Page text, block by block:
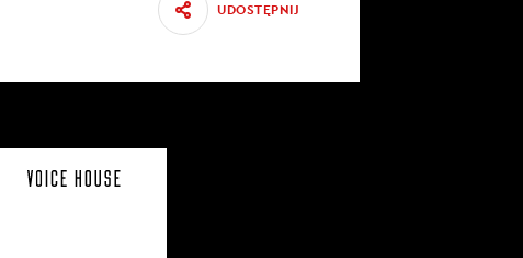
UDOSTĘPNIJ